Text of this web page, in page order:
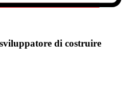
di costruire